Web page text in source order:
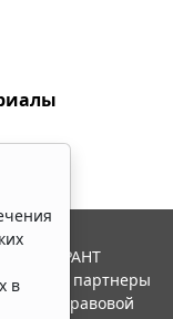
в
ГАРАНТ
и ее партнеры
правовой